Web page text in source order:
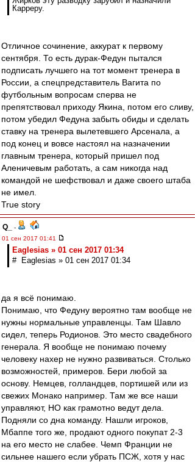
Карреру.
Отличное сочинение, аккурат к первому
сентября. То есть дурак-Федун пытался
подписать лучшего на тот момент тренера в
России, а спецпредставитель Вагита по
футбольным вопросам сперва не
препятствовал приходу Якина, потом его сливу,
потом убедил Федуна забыть обиды и сделать
ставку на тренера вылетевшего Арсенала, а
под конец и вовсе настоял на назначении
главным тренера, который пришел под
Аленичевым работать, а сам никогда над
командой не шефствовал и даже своего штаба
не имел.
True story
Q_
-
01 сен 2017 01:41
Eaglesias » 01 сен 2017 01:34
# Eaglesias » 01 сен 2017 01:34
да я всё понимаю.
Понимаю, что Федуну вероятно там вообще не
нужны нормальные управленцы. Там Шавло
сидел, теперь Родионов. Это место свадебного
генерала. Я вообще не понимаю почему
человеку нахер не нужно развиваться. Столько
возможностей, примеров. Бери любой за
основу. Немцев, голландцев, портишей или из
свежих Монако например. Там же все наши
управляют, НО как грамотно ведут дела.
Подняли со дна команду. Нашли игроков,
Мбаппе того же, продают одного покупат 2-3
на его место не слабее. Чемп Франции не
сильнее нашего если убрать ПСЖ, хотя у нас